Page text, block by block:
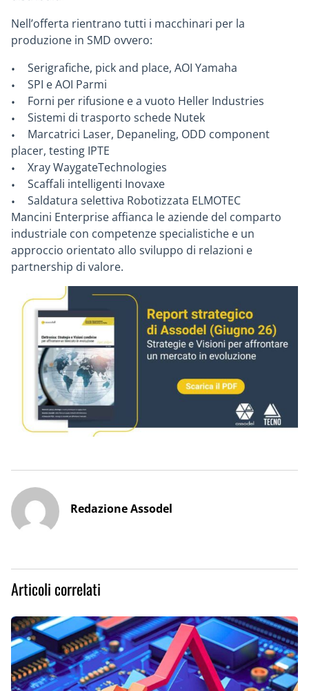
Nell’offerta rientrano tutti i macchinari per la
produzione in SMD ovvero:
Serigrafiche, pick and place, AOI Yamaha
SPI e AOI Parmi
Forni per rifusione e a vuoto Heller Industries
Sistemi di trasporto schede Nutek
Marcatrici Laser, Depaneling, ODD component
placer, testing IPTE
Xray WaygateTechnologies
Scaffali intelligenti Inovaxe
Saldatura selettiva Robotizzata ELMOTEC
Mancini Enterprise affianca le aziende del comparto
industriale con competenze specialistiche e un
approccio orientato allo sviluppo di relazioni e
partnership di valore.
Redazione Assodel
Articoli correlati